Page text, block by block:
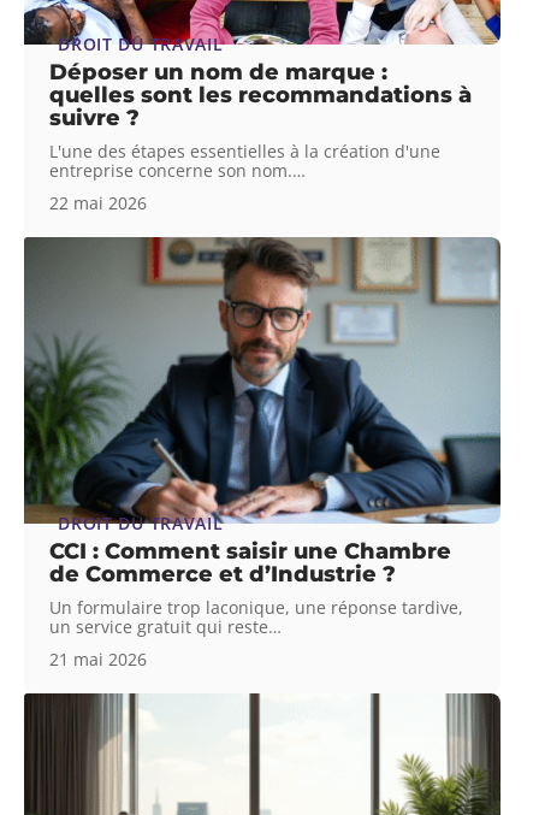
DROIT DU TRAVAIL
Déposer un nom de marque :
quelles sont les recommandations à
suivre ?
L'une des étapes essentielles à la création d'une
entreprise concerne son nom.…
22 mai 2026
DROIT DU TRAVAIL
CCI : Comment saisir une Chambre
de Commerce et d’Industrie ?
Un formulaire trop laconique, une réponse tardive,
un service gratuit qui reste…
21 mai 2026